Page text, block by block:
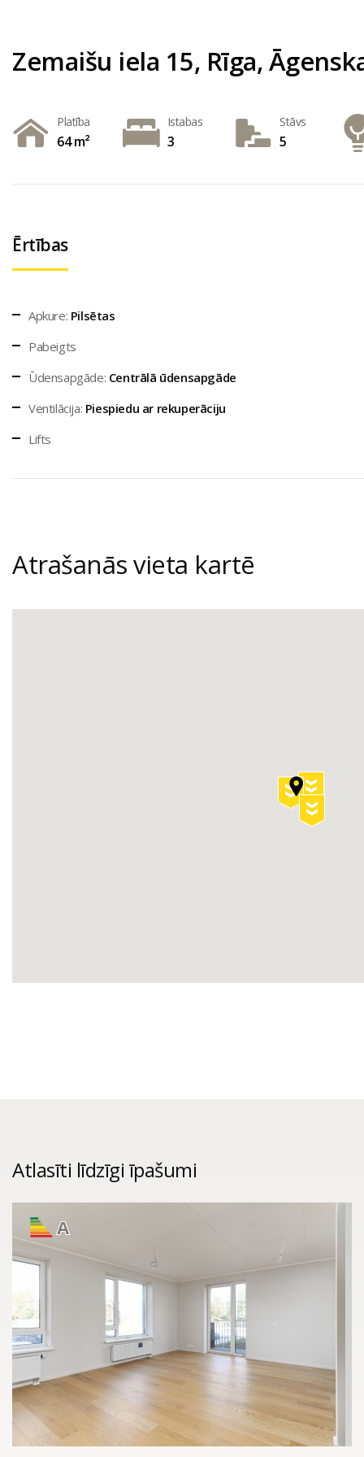
Zemaišu iela 15, Rīga,
Platība
64 m²
Istabas
3
Stāvs
5
Ērtības
Apkure: Pilsētas
Pabeigts
Ūdensapgāde: Centrālā ūdensapgāde
Ventilācija: Piespiedu ar rekuperāciju
Lifts
Atrašanās vieta kartē
Atlasīti līdzīgi īpašumi
A